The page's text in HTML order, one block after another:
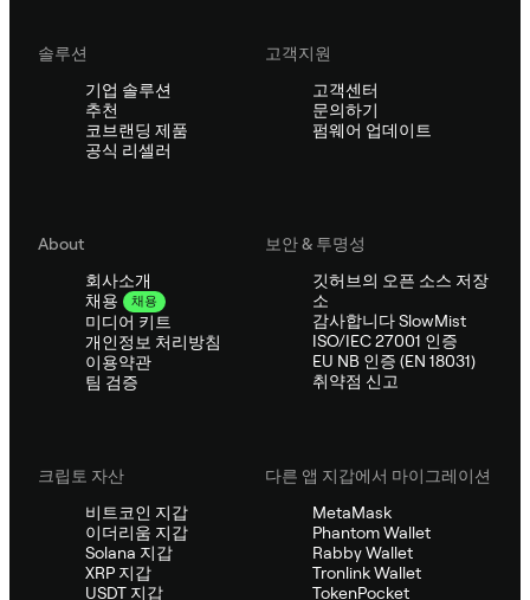
솔루션
기업 솔루션
추천
코브랜딩 제품
공식 리셀러
고객지원
고객센터
문의하기
펌웨어 업데이트
About
회사소개
채용
채용
미디어 키트
개인정보 처리방침
이용약관
팀 검증
보안 & 투명성
깃허브의 오픈 소스 저장
소
감사합니다 SlowMist
ISO/IEC 27001 인증
EU NB 인증 (EN 18031)
취약점 신고
크립토 자산
비트코인 지갑
이더리움 지갑
Solana 지갑
XRP 지갑
USDT 지갑
다른 앱 지갑에서 마이그레이션
MetaMask
Phantom Wallet
Rabby Wallet
Tronlink Wallet
TokenPocket